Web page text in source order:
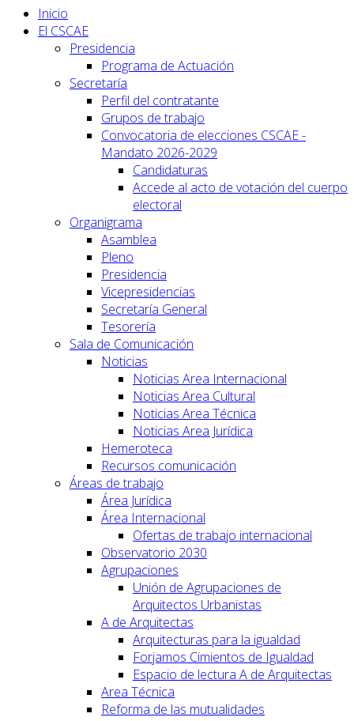
Inicio
El CSCAE
Presidencia
Programa de Actuación
Secretaría
Perfil del contratante
Grupos de trabajo
Convocatoria de elecciones CSCAE -
Mandato 2026-2029
Candidaturas
Accede al acto de votación del cuerpo
electoral
Organigrama
Asamblea
Pleno
Presidencia
Vicepresidencias
Secretaría General
Tesorería
Sala de Comunicación
Noticias
Noticias Area Internacional
Noticias Area Cultural
Noticias Area Técnica
Noticias Area Jurídica
Hemeroteca
Recursos comunicación
Áreas de trabajo
Área Jurídica
Área Internacional
Ofertas de trabajo internacional
Observatorio 2030
Agrupaciones
Unión de Agrupaciones de
Arquitectos Urbanistas
A de Arquitectas
Arquitecturas para la igualdad
Forjamos Cimientos de Igualdad
Espacio de lectura A de Arquitectas
Area Técnica
Reforma de las mutualidades